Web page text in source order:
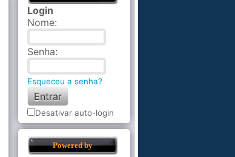
Login
Nome:
Senha:
Esqueceu a senha?
Desativar auto-login
Powered by